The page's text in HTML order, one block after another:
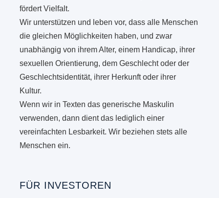
fördert Vielfalt.
Wir unterstützen und leben vor, dass alle Menschen
die gleichen Möglichkeiten haben, und zwar
unabhängig von ihrem Alter, einem Handicap, ihrer
sexuellen Orientierung, dem Geschlecht oder der
Geschlechtsidentität, ihrer Herkunft oder ihrer
Kultur.
Wenn wir in Texten das generische Maskulin
verwenden, dann dient das lediglich einer
vereinfachten Lesbarkeit. Wir beziehen stets alle
Menschen ein.
FÜR INVESTOREN